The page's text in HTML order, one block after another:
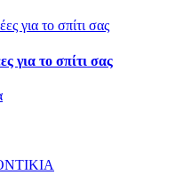
για το σπίτι σας